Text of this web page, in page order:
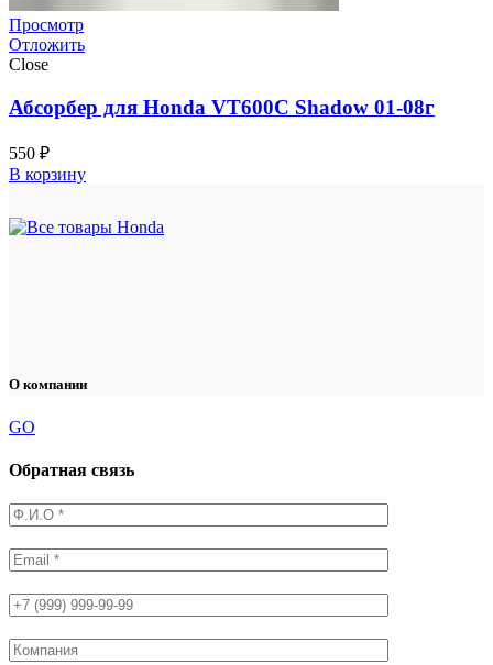
Просмотр
Отложить
Close
Абсорбер для Honda VT600C Shadow 01-08г
550 ₽
В корзину
О компании
GO
Обратная связь